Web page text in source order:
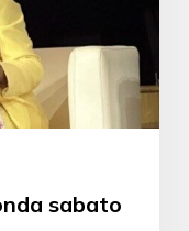
sabato